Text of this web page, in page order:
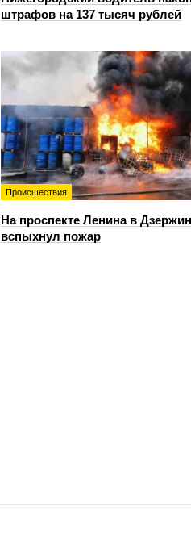
штрафов на 137 тысяч рублей
Происшествия
На проспекте Ленина в
вспыхнул пожар